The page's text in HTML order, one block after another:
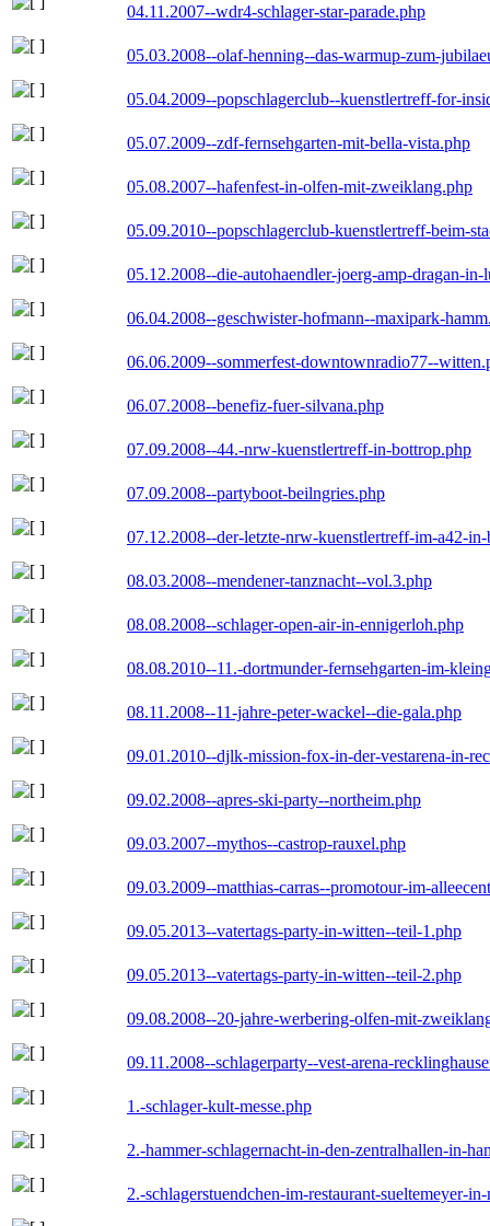
04.11.2007--wdr4-schlager-star-parade.php
05.03.2008--olaf-henning--das-warmup-zum-
05.04.2009--popschlagerclub--kuenstlertreff-for-
05.07.2009--zdf-fernsehgarten-mit-bella-vista.php
05.08.2007--hafenfest-in-olfen-mit-zweiklang.php
05.09.2010--popschlagerclub-kuenstlertreff-beim-
05.12.2008--die-autohaendler-joerg-amp-dragan-in-
06.04.2008--geschwister-hofmann--maxipark-
06.06.2009--sommerfest-downtownradio77--
06.07.2008--benefiz-fuer-silvana.php
07.09.2008--44.-nrw-kuenstlertreff-in-bottrop.php
07.09.2008--partyboot-beilngries.php
07.12.2008--der-letzte-nrw-kuenstlertreff-im-a42-
08.03.2008--mendener-tanznacht--vol.3.php
08.08.2008--schlager-open-air-in-ennigerloh.php
08.08.2010--11.-dortmunder-fernsehgarten-im-
08.11.2008--11-jahre-peter-wackel--die-gala.php
09.01.2010--djlk-mission-fox-in-der-vestarena-in-
09.02.2008--apres-ski-party--northeim.php
09.03.2007--mythos--castrop-rauxel.php
09.03.2009--matthias-carras--promotour-im-
09.05.2013--vatertags-party-in-witten--teil-1.php
09.05.2013--vatertags-party-in-witten--teil-2.php
09.08.2008--20-jahre-werbering-olfen-mit-
09.11.2008--schlagerparty--vest-arena-
1.-schlager-kult-messe.php
2.-hammer-schlagernacht-in-den-zentralhallen-in-
2.-schlagerstuendchen-im-restaurant-sueltemeyer-